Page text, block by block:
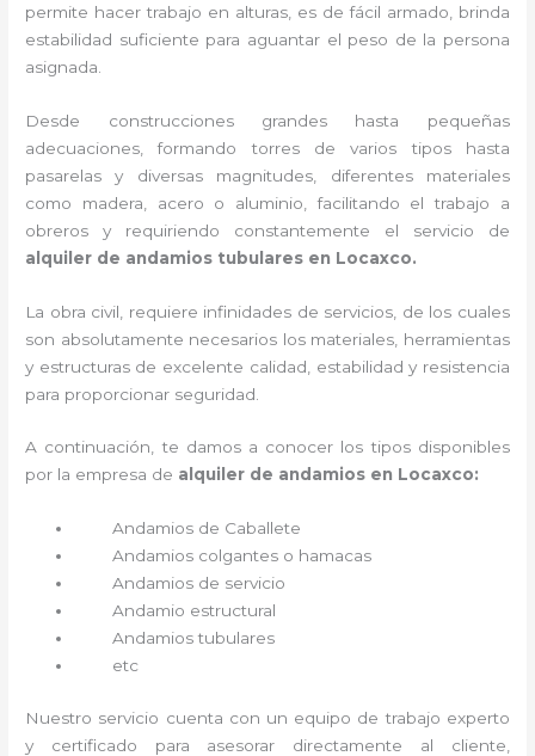
permite hacer trabajo en alturas, es de fácil armado, brinda
estabilidad suficiente para aguantar el peso de la persona
asignada.
Desde construcciones grandes hasta pequeñas
adecuaciones, formando torres de varios tipos hasta
pasarelas y diversas magnitudes, diferentes materiales
como madera, acero o aluminio, facilitando el trabajo a
obreros y requiriendo constantemente el servicio de
alquiler de andamios tubulares en Locaxco.
La obra civil, requiere infinidades de servicios, de los cuales
son absolutamente necesarios los materiales, herramientas
y estructuras de excelente calidad, estabilidad y resistencia
para proporcionar seguridad.
A continuación, te damos a conocer los tipos disponibles
por la empresa de alquiler de andamios en Locaxco:
Andamios de Caballete
Andamios colgantes o hamacas
Andamios de servicio
Andamio estructural
Andamios tubulares
etc
Nuestro servicio cuenta con un equipo de trabajo experto
y certificado para asesorar directamente al cliente,